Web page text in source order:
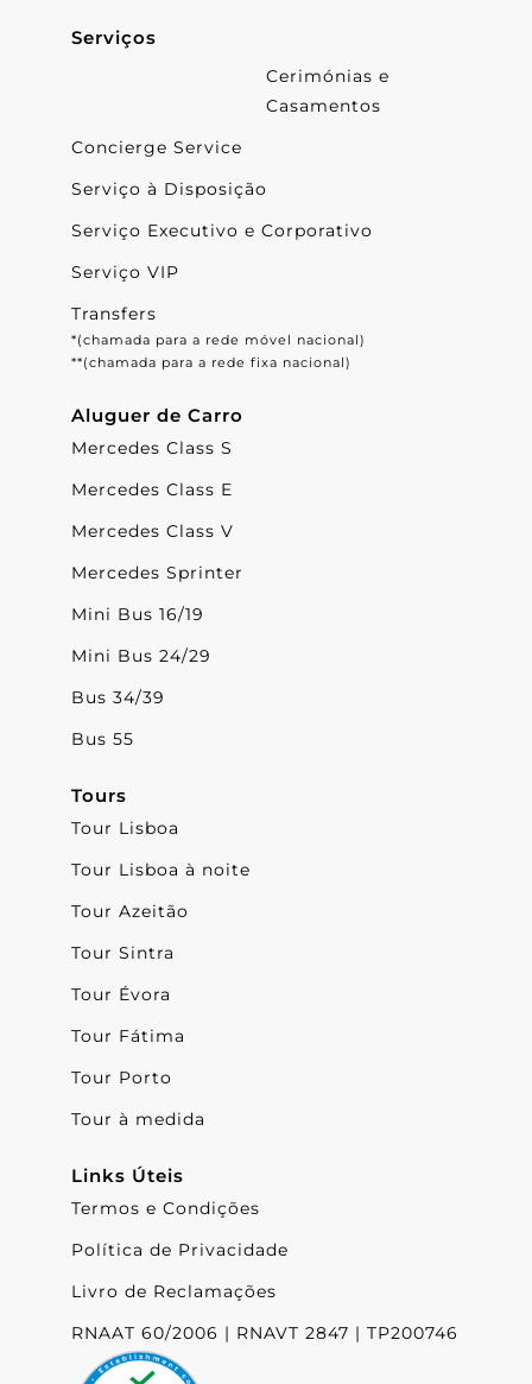
Serviços
Cerimónias e
Casamentos
Concierge Service
Serviço à Disposição
Serviço Executivo e Corporativo
Serviço VIP
Transfers
*(chamada para a rede móvel nacional)
**(chamada para a rede fixa nacional)
Aluguer de Carro
Mercedes Class S
Mercedes Class E
Mercedes Class V
Mercedes Sprinter
Mini Bus 16/19
Mini Bus 24/29
Bus 34/39
Bus 55
Tours
Tour Lisboa
Tour Lisboa à noite
Tour Azeitão
Tour Sintra
Tour Évora
Tour Fátima
Tour Porto
Tour à medida
Links Úteis
Termos e Condições
Política de Privacidade
Livro de Reclamações
RNAAT 60/2006 | RNAVT 2847 | TP200746